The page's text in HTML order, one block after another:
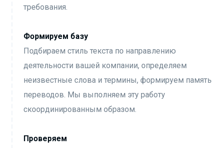
требования.
Формируем базу
Подбираем стиль текста по направлению
деятельности вашей компании, определяем
неизвестные слова и термины, формируем память
переводов. Мы выполняем эту работу
скоординированным образом.
Проверяем